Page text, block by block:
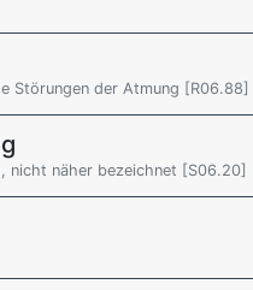
Störungen der Atmung [R06.88]
nicht näher bezeichnet [S06.20]